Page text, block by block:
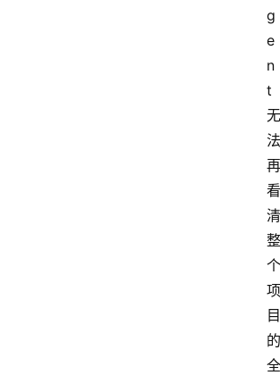
g
e
n
t
无
法
再
看
清
整
个
项
目
的
全